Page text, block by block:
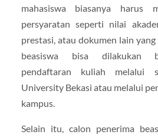
mahasiswa biasanya harus
persyaratan seperti nilai
prestasi, atau dokumen lain
beasiswa bisa dilakukan
pendaftaran kuliah melalui
University Bekasi atau melalui
kampus.
Selain itu, calon penerima